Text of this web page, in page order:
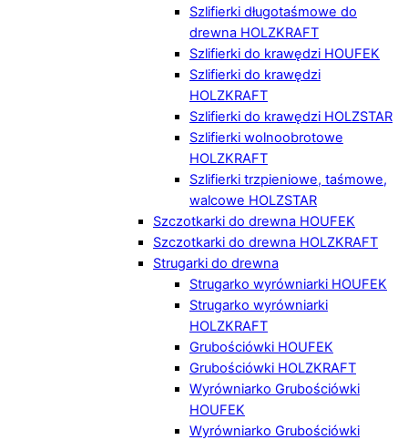
Szlifierki długotaśmowe do
drewna HOLZKRAFT
Szlifierki do krawędzi HOUFEK
Szlifierki do krawędzi
HOLZKRAFT
Szlifierki do krawędzi HOLZSTAR
Szlifierki wolnoobrotowe
HOLZKRAFT
Szlifierki trzpieniowe, taśmowe,
walcowe HOLZSTAR
Szczotkarki do drewna HOUFEK
Szczotkarki do drewna HOLZKRAFT
Strugarki do drewna
Strugarko wyrówniarki HOUFEK
Strugarko wyrówniarki
HOLZKRAFT
Grubościówki HOUFEK
Grubościówki HOLZKRAFT
Wyrówniarko Grubościówki
HOUFEK
Wyrówniarko Grubościówki